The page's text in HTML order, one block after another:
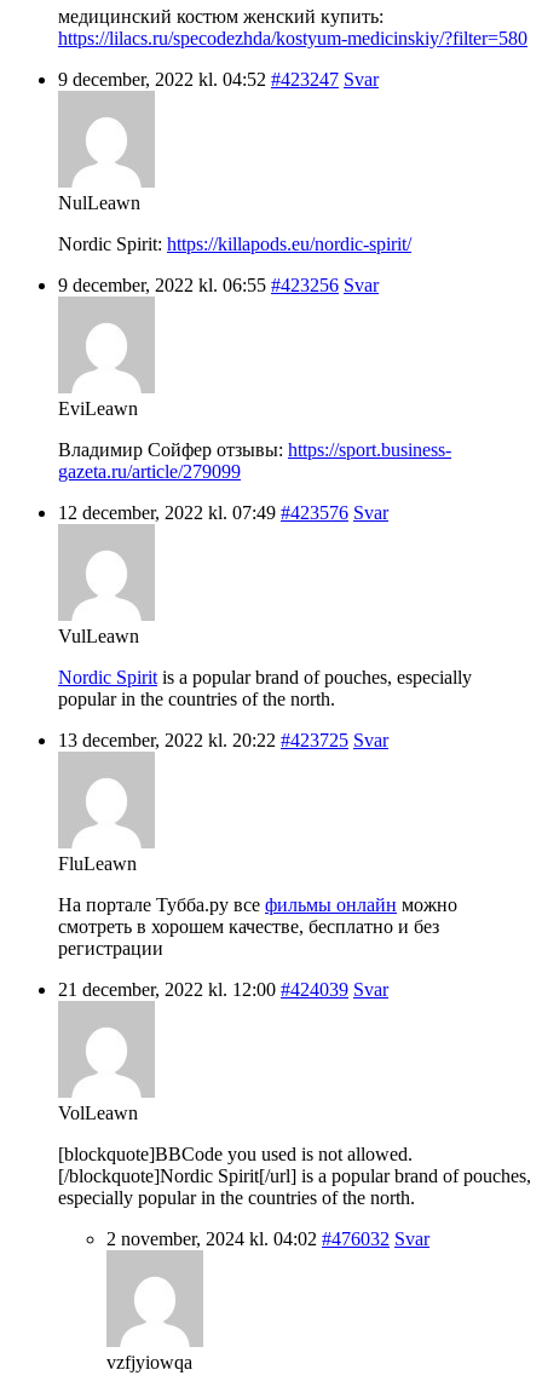
медицинский костюм женский купить:
https://lilacs.ru/specodezhda/kostyum-medicinskiy/?filter=580
9 december, 2022 kl. 04:52 #423247 Svar
NulLeawn
Nordic Spirit: https://killapods.eu/nordic-spirit/
9 december, 2022 kl. 06:55 #423256 Svar
EviLeawn
Владимир Сойфер отзывы: https://sport.business-
gazeta.ru/article/279099
12 december, 2022 kl. 07:49 #423576 Svar
VulLeawn
Nordic Spirit is a popular brand of pouches, especially
popular in the countries of the north.
13 december, 2022 kl. 20:22 #423725 Svar
FluLeawn
На портале Тубба.ру все фильмы онлайн можно
смотреть в хорошем качестве, бесплатно и без
регистрации
21 december, 2022 kl. 12:00 #424039 Svar
VolLeawn
[blockquote]BBCode you used is not allowed.
[/blockquote]Nordic Spirit[/url] is a popular brand of pouches,
especially popular in the countries of the north.
2 november, 2024 kl. 04:02 #476032 Svar
vzfjyiowqa